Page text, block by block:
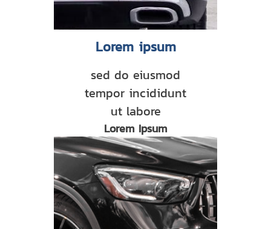
Lorem ipsum
sed do eiusmod
tempor incididunt
ut labore
Lorem Ipsum